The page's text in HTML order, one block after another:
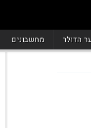
הדולר מחשבונים